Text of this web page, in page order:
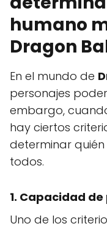
humano
Dragon
En el mundo de
personajes
embargo,
hay ciertos
determinar
todos.
1. Capacidad
Uno de los